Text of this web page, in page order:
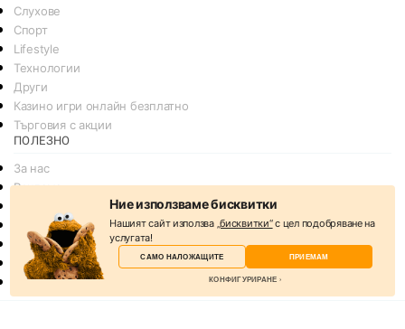
Слухове
Спорт
Lifestyle
Технологии
Други
Казино игри онлайн безплатно
Търговия с акции
ПОЛЕЗНО
За нас
Реклама
Условия за споделяне
Политика за поверителснот
Политика на Бисквитките
Контакти
Ние използваме бисквитки
Нашият сайт използва „бисквитки“с цел подобряване на
услугата!
САМО НАЛОЖАЩИТЕ ПРИЕМАМ
КОНФИГУРИРАНЕ